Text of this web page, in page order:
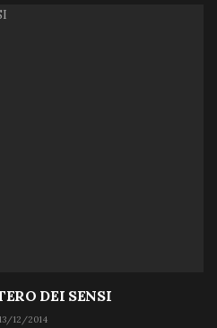
DEI SENSI
13/12/2014